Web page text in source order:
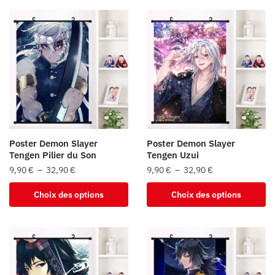
Poster Demon Slayer
Tengen Pilier du Son
9,90€ – 32,90€
de
prix :
9,90 €
32,90 €
Choix des options
produit
plusieurs
variations.
Les
Poster Demon Slayer
Tengen Uzui
9,90€ – 32,90€
de
prix :
9,90 €
32,90 €
Choix des options
produit
plusieurs
variations.